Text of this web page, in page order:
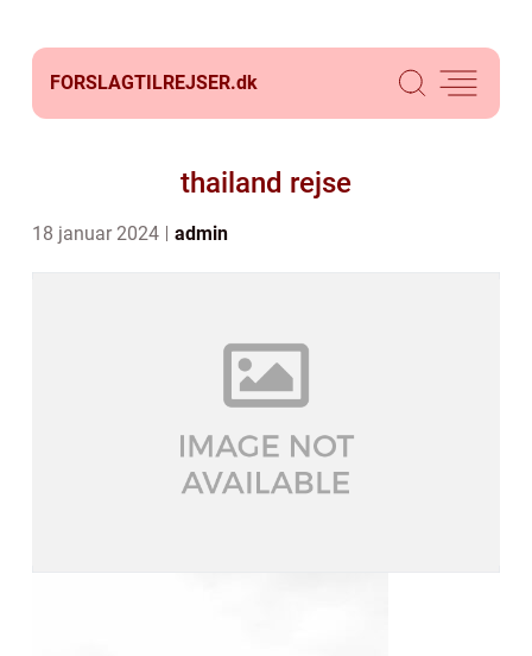
FORSLAGTILREJSER.dk
thailand rejse
18 januar 2024 admin